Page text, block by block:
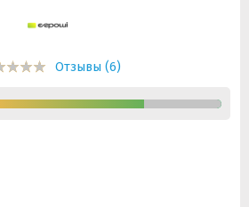
Отзывы (6)